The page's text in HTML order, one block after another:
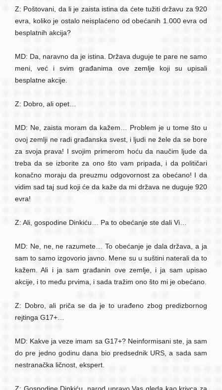
Z: Poštovani, da li je zaista istina da ćete tužiti državu za 920
evra, koliko je ostalo neisplaćeno od obećanih 1.000 evra od
besplatnih akcija?
MD: Da, naravno da je istina. Država duguje te pare ne samo
meni, već i svim građanima ove zemlje koji su upisali
besplatne akcije.
Z: Dobro, ali opet…
MD: Ne, zaista moram da kažem… Problem je u tome što u
ovoj zemlji ne radi građanska svest, i ljudi ne žele da se bore
za svoja prava! I svojim primerom hoću da naučim ljude da
treba da se izborite za ono što vam pripada, i da političari
konačno moraju da preuzmu odgovornost za obećano! I da
vidim sad taj sud koji će da kaže da mi država ne duguje 920
evra!
Z: Ali, gospodine Dinkiću… Pa to obećanje ste dali Vi…
MD: Ne, ne, ne razumete… To obećanje je dala država, a ja
sam to samo izgovorio javno. Mene su u suštini naterali da to
kažem. Ali i ja sam građanin ove zemlje, i ja sam upisao
akcije, i to među prvima, i sada tražim ono što mi je obećano.
Z: Dobro, ali priča se da je to urađeno zbog predizbornog
rejtinga G17+…
MD: Kakve ja veze imam sa G17+? Neinformisani ste, ja sam
do pre jedno godinu dana bio predsednik URS, a sada sam
nestranačka ličnost, ekspert.
Z: Gospodine Dinkiću, narod upravo Vas gleda kao krivca za